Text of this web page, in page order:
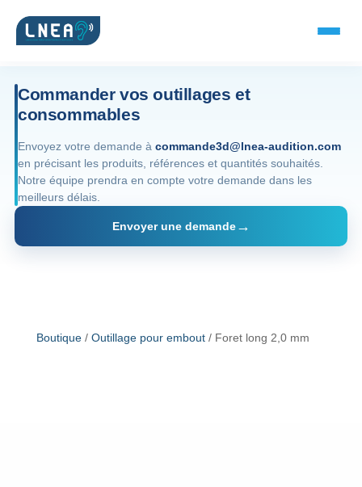
SOLUTIONS AUDITIVES
Embouts BTE
Micro-embouts
Embouts protecteurs
Commander vos outillages et
consommables
Envoyez votre demande à commande3d@lnea-audition.com
en précisant les produits, références et quantités souhaités.
Notre équipe prendra en compte votre demande dans les
meilleurs délais.
Envoyer une demande
Boutique/ Outillage pour embout/ Foret long 2,0 mm